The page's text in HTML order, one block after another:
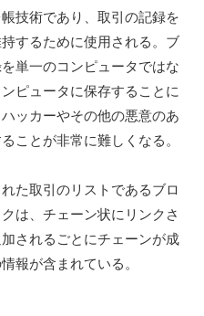
技術であり、取引の記録を
するために使用される。ブ
単一のコンピュータではな
ピュータに保存することに
ッカーやその他の悪意のあ
ことが非常に難しくなる。
た取引のリストであるブロ
は、チェーン状にリンクさ
されるごとにチェーンが成
報が含まれている。